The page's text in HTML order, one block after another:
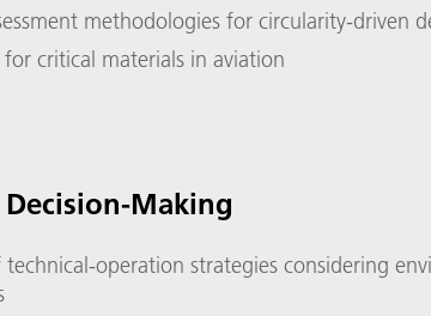
methodologies for circularity-driven
critical materials in aviation
Making
technical-operation strategies considering